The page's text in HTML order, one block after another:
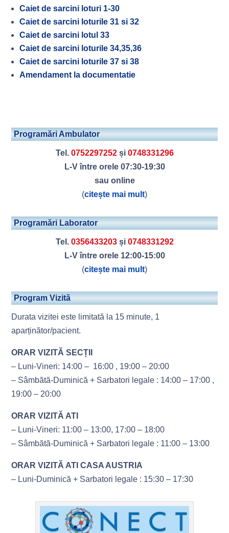
Caiet de sarcini loturi 1-30
Caiet de sarcini loturile 31 si 32
Caiet de sarcini lotul 33
Caiet de sarcini loturile 34,35,36
Caiet de sarcini loturile 37 si 38
Amendament la documentatie
Programări Ambulator
Tel. 0752297252și 0748331296
L-V între orele 07:30-19:30
sau online
(citește mai mult)
Programări Laborator
Tel. 0356433203și 0748331292
L-V între orele 12:00-15:00
(citește mai mult)
Program Vizită
Durata vizitei este limitată la 15 minute, 1
aparținător/pacient.
ORAR VIZITĂ SECȚII
– Luni-Vineri: 14:00 – 16:00 , 19:00 – 20:00
– Sâmbătă-Duminică + Sarbatori legale : 14:00 – 17:00 ,
19:00 – 20:00
ORAR VIZITĂ ATI
– Luni-Vineri: 11:00 – 13:00, 17:00 – 18:00
– Sâmbătă-Duminică + Sarbatori legale : 11:00 – 13:00
ORAR VIZITĂ ATI CASA AUSTRIA
– Luni-Duminică + Sarbatori legale : 15:30 – 17:30